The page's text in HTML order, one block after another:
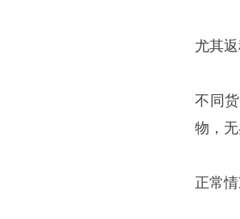
尤其
不同
物，
正常